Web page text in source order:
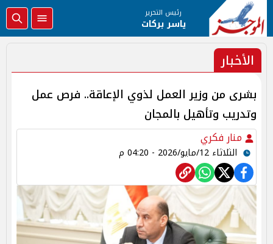
رئيس التحرير
ياسر بركات
الأخبار
بشرى من وزير العمل لذوي الإعاقة.. فرص عمل
وتدريب وتأهيل بالمجان
منار فكري
الثلاثاء 12/مايو/2026 - 04:20 م